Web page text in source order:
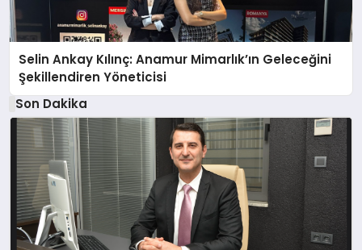
Selin Ankay Kılınç: Anamur Mimarlık’ın Geleceğini
Şekillendiren Yöneticisi
Son Dakika